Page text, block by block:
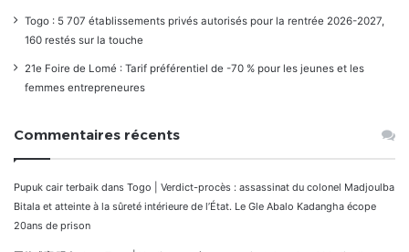
Togo : 5 707 établissements privés autorisés pour la rentrée 2026-2027,
160 restés sur la touche
21e Foire de Lomé : Tarif préférentiel de -70 % pour les jeunes et les
femmes entrepreneures
Commentaires récents
Pupuk cair terbaik dans Togo | Verdict-procès : assassinat du colonel Madjoulba
Bitala et atteinte à la sûreté intérieure de l’État. Le Gle Abalo Kadangha écope
20ans de prison